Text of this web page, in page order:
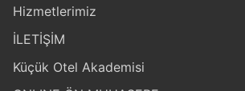
Hizmetlerimiz
İLETİŞİM
Küçük Otel Akademisi